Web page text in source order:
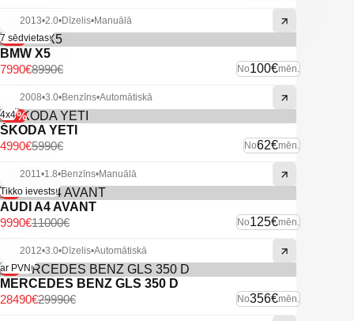
2013•2.0•Dīzelis•Manuālā
-11%
7 sēdvietas!
BMW X5
No100€mēn.
8990€
7990€
2008•3.0•Benzīns•Automātiskā
-17%
4x4
ŠKODA YETI
No62€mēn.
5990€
4990€
2011•1.8•Benzīns•Manuālā
-9%
Tikko ievests!
AUDI A4 AVANT
No125€mēn.
11000€
9990€
2012•3.0•Dīzelis•Automātiskā
-5%
ar PVN!
MERCEDES BENZ GLS 350 D
No356€mēn.
29990€
28490€